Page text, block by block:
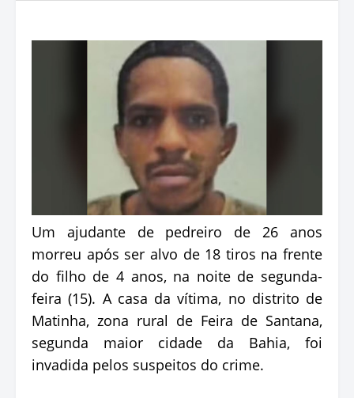
Um ajudante de pedreiro de 26 anos
morreu após ser alvo de 18 tiros na frente
do filho de 4 anos, na noite de segunda-
feira (15). A casa da vítima, no distrito de
Matinha, zona rural de Feira de Santana,
segunda maior cidade da Bahia, foi
invadida pelos suspeitos do crime.